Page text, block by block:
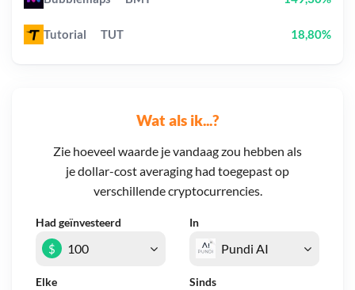
Wat als ik...?
Zie hoeveel waarde je vandaag zou hebben als
je dollar-cost averaging had toegepast op
verschillende cryptocurrencies.
Had geïnvesteerd In
Elke Sinds
$
Tutorial TUT 18,80%